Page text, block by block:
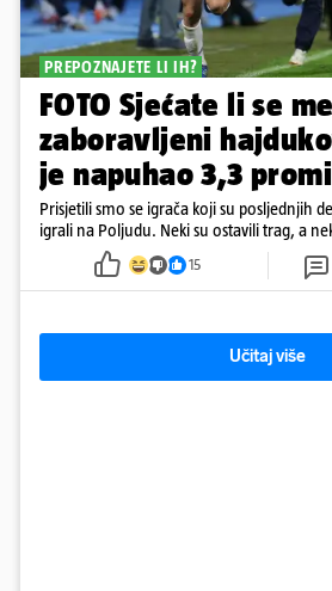
PREPOZNAJETE LI IH?
FOTO Sjećate li se
zaboravljeni
je napuhao 3,3
Prisjetili smo se igrača koji su posljednjih
igrali na Poljudu. Neki su ostavili trag, a
15
Učitaj više